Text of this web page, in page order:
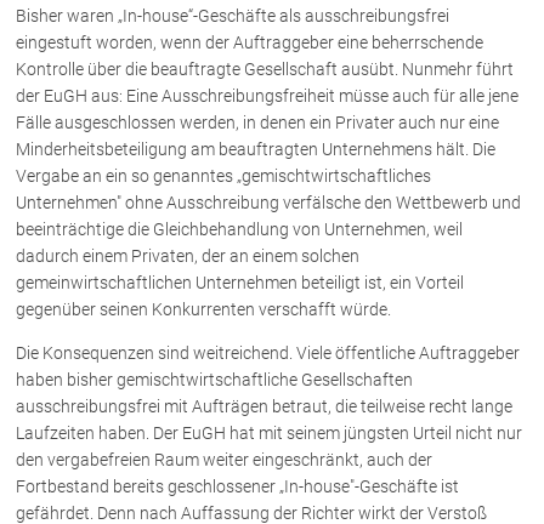
Die Österreichischen Rechtsanwälte
Anwälte
Dr. Stefan Müller
Dr. Petra Piccolruaz
Mag. Patrick Piccolruaz
Dr. Roland Piccolruaz †
Mag. Raphaela Klotz
Rechtsnews
Publikationen
Bisher waren „In-house“-Geschäfte als ausschreibungsfrei
eingestuft worden, wenn der Auftraggeber eine beherrschende
Kontrolle über die beauftragte Gesellschaft ausübt. Nunmehr führt
der EuGH aus: Eine Ausschreibungsfreiheit müsse auch für alle jene
Fälle ausgeschlossen werden, in denen ein Privater auch nur eine
Minderheitsbeteiligung am beauftragten Unternehmens hält. Die
Vergabe an ein so genanntes „gemischtwirtschaftliches
Unternehmen" ohne Ausschreibung verfälsche den Wettbewerb und
beeinträchtige die Gleichbehandlung von Unternehmen, weil
dadurch einem Privaten, der an einem solchen
gemeinwirtschaftlichen Unternehmen beteiligt ist, ein Vorteil
gegenüber seinen Konkurrenten verschafft würde.
Die Konsequenzen sind weitreichend. Viele öffentliche Auftraggeber
haben bisher gemischtwirtschaftliche Gesellschaften
ausschreibungsfrei mit Aufträgen betraut, die teilweise recht lange
Laufzeiten haben. Der EuGH hat mit seinem jüngsten Urteil nicht nur
den vergabefreien Raum weiter eingeschränkt, auch der
Fortbestand bereits geschlossener „In-house"-Geschäfte ist
gefährdet. Denn nach Auffassung der Richter wirkt der Verstoß